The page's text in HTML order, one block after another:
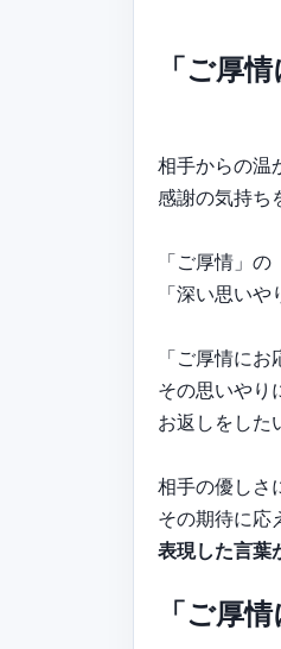
「ご厚
相手からの温
感謝の気持ち
「ご厚情」
「深い思い
「ご厚情に
その思いやり
お返しをした
相手の優しさ
その期待に応
表現した言葉
「ご厚